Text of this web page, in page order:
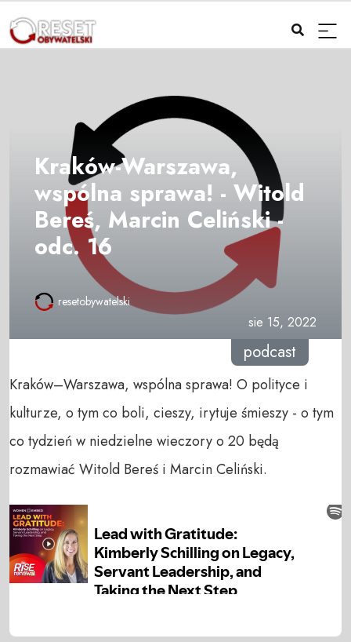
Kraków-Warszawa,
wspólna sprawa! - Witold
Bereś, Marcin Celiński -
odc. 16
resetobywatelski
sie 15, 2022
podcast
Kraków–Warszawa, wspólna sprawa! O polityce i
kulturze, o tym co boli, cieszy, irytuje śmieszy - o tym
co tydzień w niedzielne wieczory o 20 będą
rozmawiać Witold Bereś i Marcin Celiński.